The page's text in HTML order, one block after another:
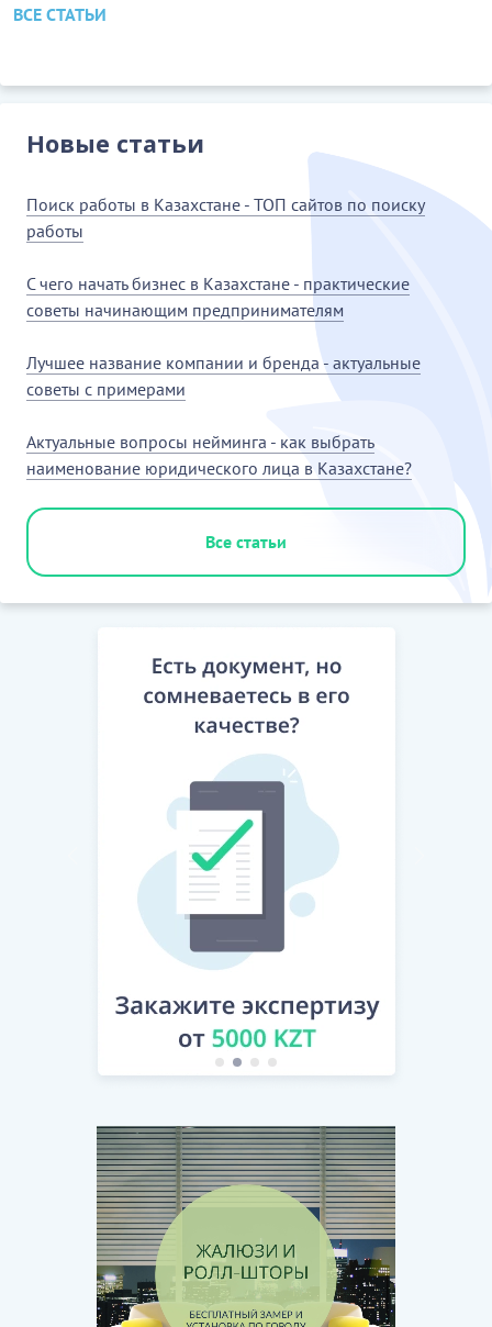
ВСЕ СТАТЬИ
Новые статьи
Поиск работы в Казахстане - ТОП сайтов по поиску
работы
С чего начать бизнес в Казахстане - практические
советы начинающим предпринимателям
Лучшее название компании и бренда - актуальные
советы с примерами
Актуальные вопросы нейминга - как выбрать
наименование юридического лица в Казахстане?
Все статьи